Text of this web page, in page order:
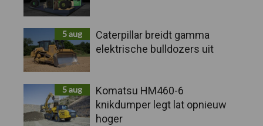
5 aug
Caterpillar breidt gamma
elektrische bulldozers uit
5 aug
Komatsu HM460-6
knikdumper legt lat opnieuw
hoger